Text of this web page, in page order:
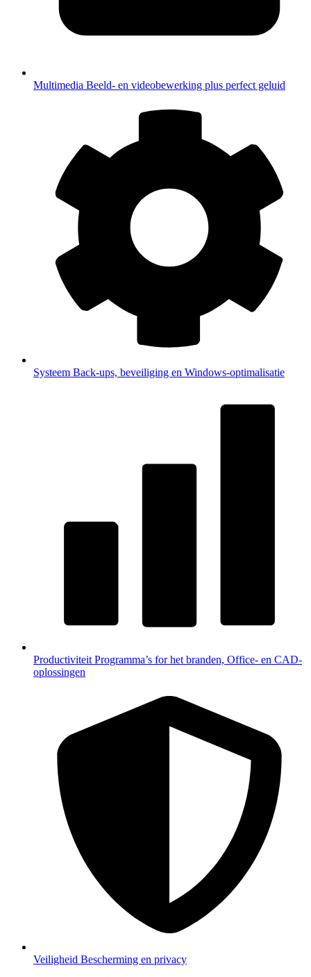
Multimedia Beeld- en videobewerking plus perfect geluid
Systeem Back-ups, beveiliging en Windows-optimalisatie
Productiviteit Programma’s for het branden, Office- en CAD-
oplossingen
Veiligheid Bescherming en privacy